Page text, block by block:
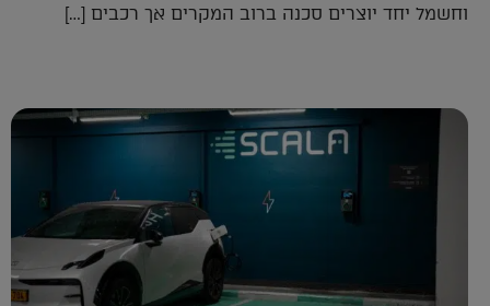
וחשמל יחד יוצרים סכנה ברוב המקרים אך רכבים […]